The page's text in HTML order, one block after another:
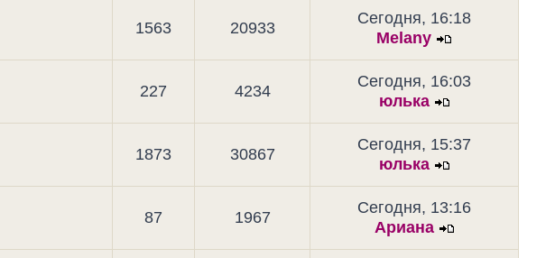
1563 20933
Сегодня, 16:18
Melany
227 4234
Сегодня, 16:03
юлька
1873 30867
Сегодня, 15:37
юлька
87 1967
Сегодня, 13:16
Ариана